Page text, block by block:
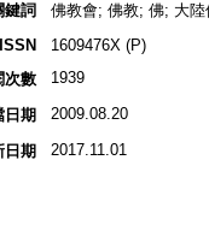
鍵詞
佛教會; 佛教; 佛; 大陸
ISSN
1609476X (P)
次數
1939
日期 2009.08.20
日期 2017.11.01